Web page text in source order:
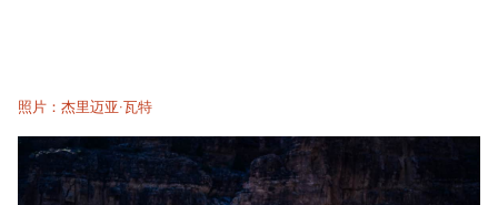
照片：杰里迈亚·瓦特